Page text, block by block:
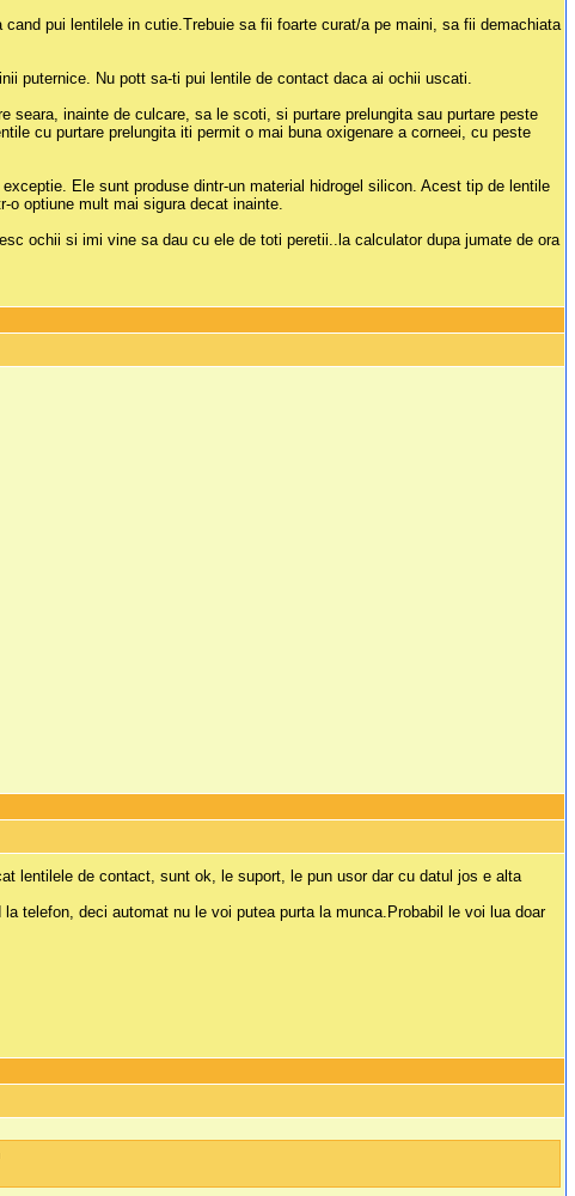
pui lentilele in cutie.Trebuie sa fii foarte curat/a pe maini, sa fii demachiata
puternice. Nu pott sa-ti pui lentile de contact daca ai ochii uscati.
seara, inainte de culcare, sa le scoti, si purtare prelungita sau purtare peste
cu purtare prelungita iti permit o mai buna oxigenare a corneei, cu peste
Ele sunt produse dintr-un material hidrogel silicon. Acest tip de lentile
o optiune mult mai sigura decat inainte.
ochii si imi vine sa dau cu ele de toti peretii..la calculator dupa jumate de ora
lentilele de contact, sunt ok, le suport, le pun usor dar cu datul jos e alta
telefon, deci automat nu le voi putea purta la munca.Probabil le voi lua doar